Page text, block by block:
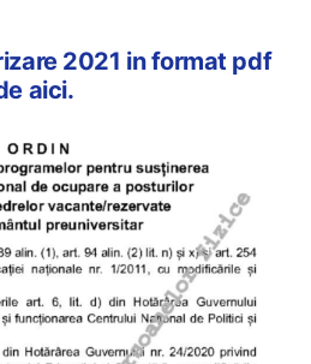
2021 in format pdf
aici.